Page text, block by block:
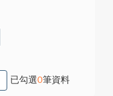
已勾選0筆資料